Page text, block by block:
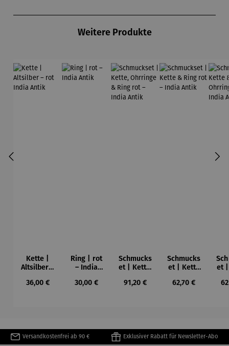
Weitere Produkte
Kette |
Altsilber –
Antik
Regulärer Preis:
36,00 €
Ring | rot
– India
Regulärer Preis:
30,00 €
Schmucks
et | Kette,
& Ring rot
Regulärer Preis:
91,20 €
Schmucks
et | Kette
– India
Regulärer Preis:
62,70 €
et
Versandkostenfrei ab 90 € Exklusiver Rabatt für Newsletter-Abo